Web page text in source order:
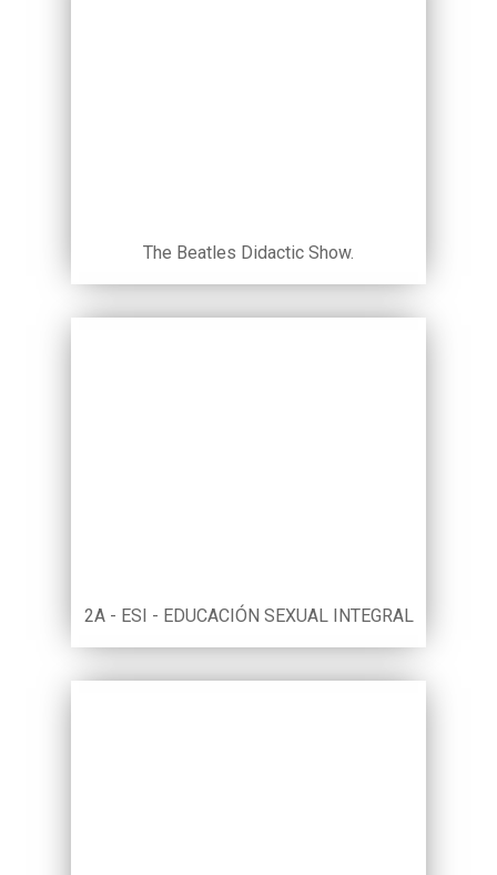
The Beatles Didactic Show.
2A - ESI - EDUCACIÓN SEXUAL INTEGRAL